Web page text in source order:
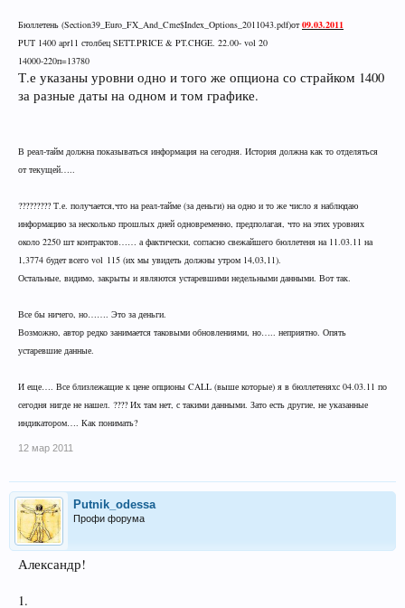
Бюллетень (Section39_Euro_FX_And_Cme$Index_Options_2011043.pdf)от 09.03.2011
PUT 1400 apr11 столбец SETT.PRICE & PT.CHGE. 22 00- vol 20
14000-220п=13780
Т.е указаны уровни одно и того же опциона со страйком 1400
за разные даты на одном и том графике.
В реал-тайм должна показываться информация на сегодня. История должна как то отделяться
от текущей…..
????????? Т.е. получается,что на реал-тайме (за деньги) на одно и то же число я наблюдаю
информацию за несколько прошлых дней одновременно, предполагая, что на этих уровнях
около 2250 шт контрактов…… а фактически, согласно свежайшего бюллетеня на 11.03.11 на
1,3774 будет всего vol 115 (их мы увидеть должны утром 14,03,11).
Остальные, видимо, закрыты и являются устаревшими недельными данными. Вот так.
Все бы ничего, но……. Это за деньги.
Возможно, автор редко занимается таковыми обновлениями, но….. неприятно. Опять
устаревшие данные.
И еще…. Все близлежащие к цене опционы CALL (выше которые) я в бюллетеняхс 04.03.11 по
сегодня нигде не нашел. ???? Их там нет, с такими данными. Зато есть другие , не указанные
индикатором…. Как понимать?
12 мар 2011
Putnik_odessa
Профи форума
Александр!
1.